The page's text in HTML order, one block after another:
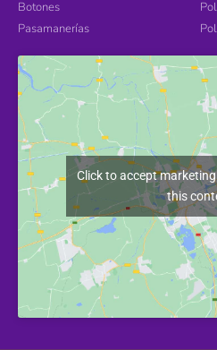
Botones
Pasamanerías
Click to accept
this